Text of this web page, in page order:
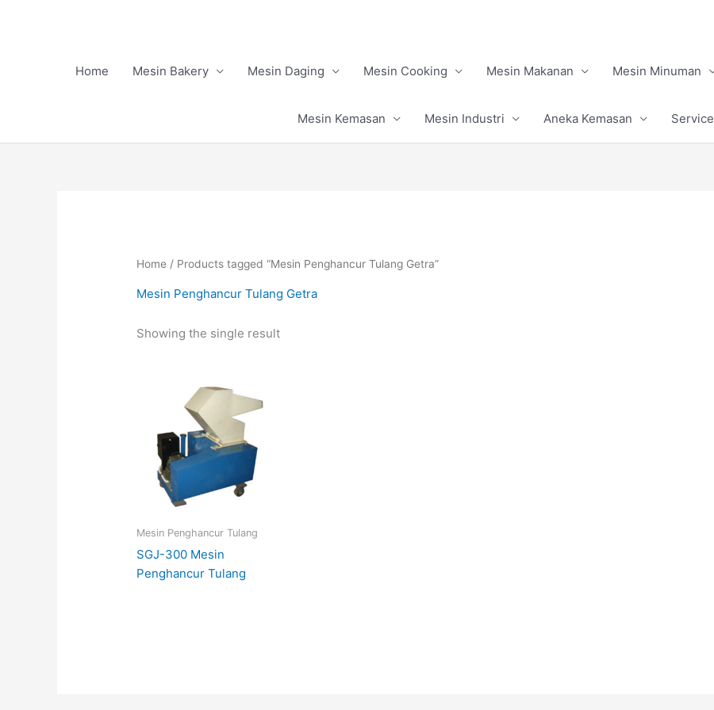
Home
Mesin Bakery Mesin Daging Mesin Cooking Mesin Makanan Mesin Minuman
Mesin Kemasan Mesin Industri Aneka Kemasan Service
Home / Products tagged “Mesin Penghancur Tulang Getra”
Mesin Penghancur Tulang Getra
Showing the single result
Mesin Penghancur Tulang
SGJ-300 Mesin
Penghancur Tulang